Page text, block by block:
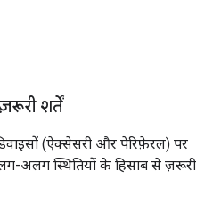
शर्तें
(ऐक्सेसरी और पेरिफ़ेरल) पर
अलग स्थितियों के हिसाब से ज़रूरी